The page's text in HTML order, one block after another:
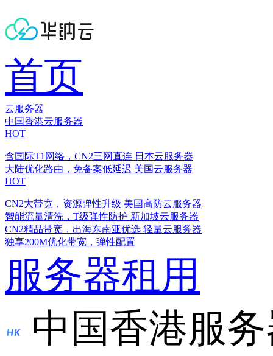
首页
云服务器
中国香港云服务器
HOT
含国际T1网络，CN2三网直连 日本云服务器
大陆优化路由，免备案低延迟 美国云服务器
HOT
CN2大带宽，资源弹性升级 美国高防云服务器
智能流量清洗，T级弹性防护 新加坡云服务器
CN2精品带宽，出海东南亚优选 轻量云服务器
独享200M优化带宽，弹性配置
服务器租用
中国香港服